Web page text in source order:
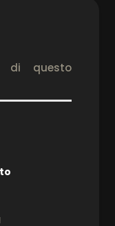
di questo